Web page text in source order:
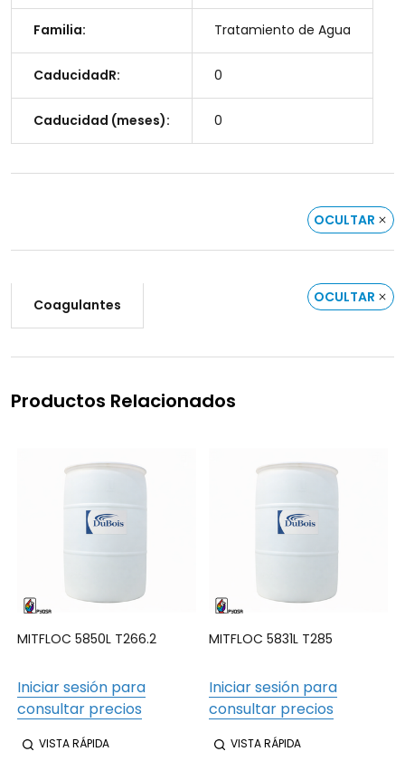
Familia: Tratamiento de Agua
CaducidadR: 0
Caducidad (meses): 0
OCULTAR
OCULTAR
Coagulantes
Productos Relacionados
MITFLOC 5850L T266.2
Iniciar sesión para
consultar precios
VISTA RÁPIDA
MITFLOC 5831L T285
Iniciar sesión para
consultar precios
VISTA RÁPIDA